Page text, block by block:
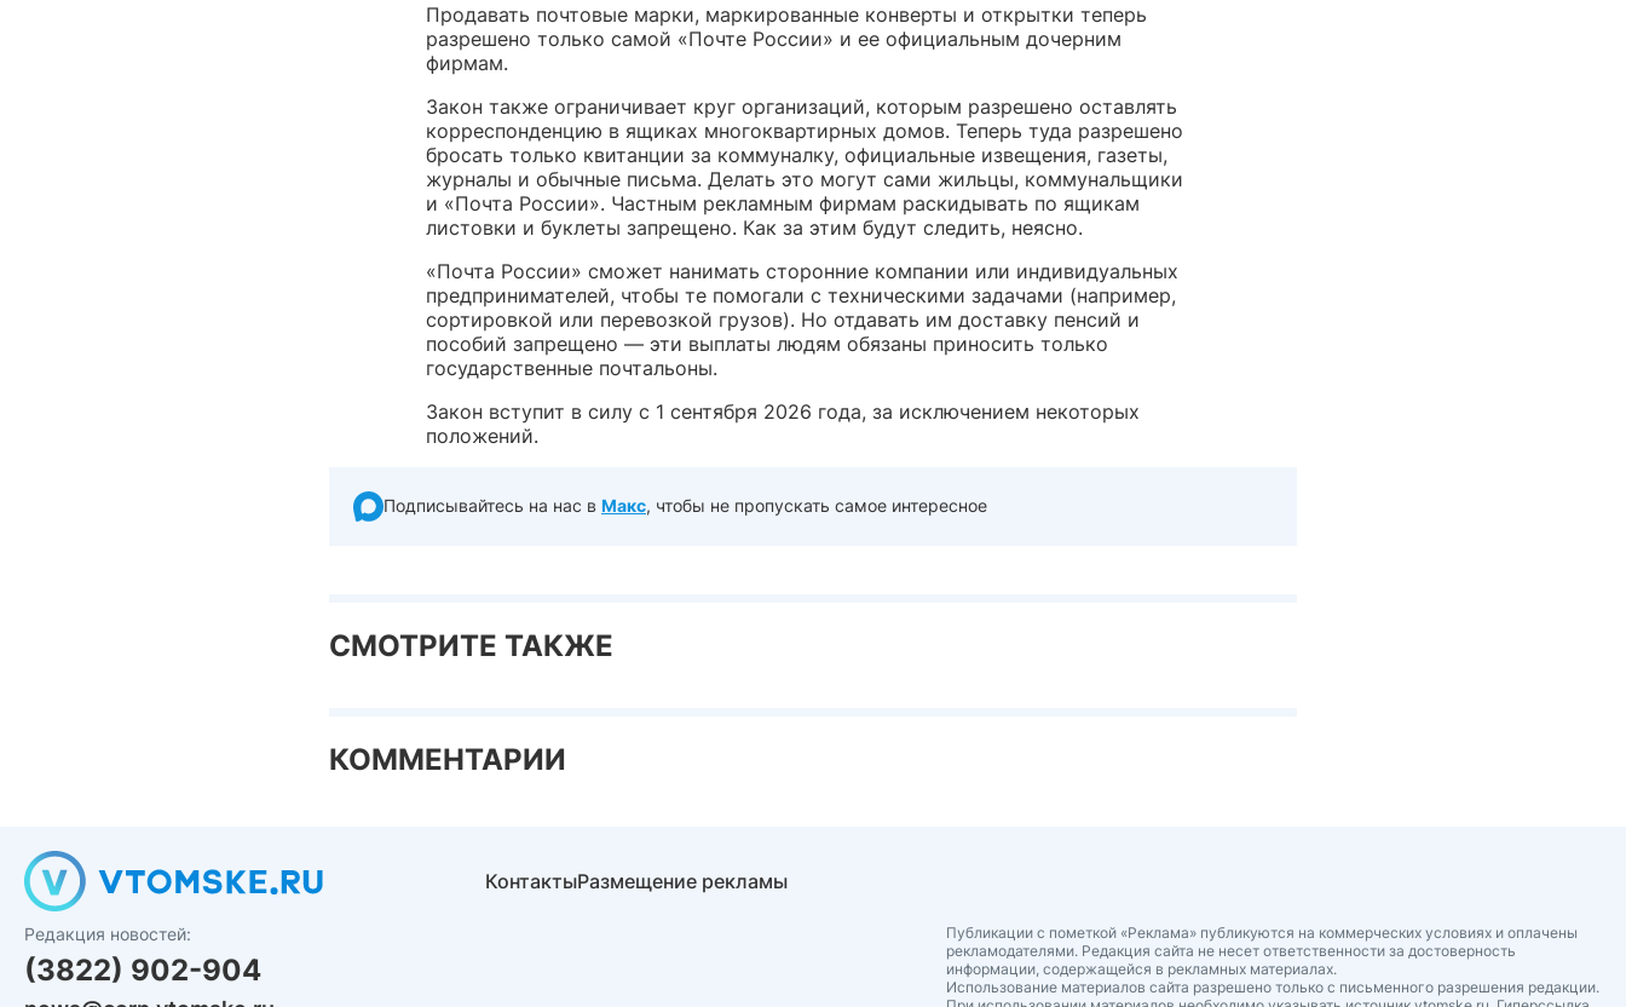
Продавать почтовые марки, маркированные конверты и открытки теперь
разрешено только самой «Почте России» и ее официальным дочерним
фирмам.
Закон также ограничивает круг организаций, которым разрешено оставлять
корреспонденцию в ящиках многоквартирных домов. Теперь туда разрешено
бросать только квитанции за коммуналку, официальные извещения, газеты,
журналы и обычные письма. Делать это могут сами жильцы, коммунальщики
и «Почта России». Частным рекламным фирмам раскидывать по ящикам
листовки и буклеты запрещено. Как за этим будут следить, неясно.
«Почта России» сможет нанимать сторонние компании или индивидуальных
предпринимателей, чтобы те помогали с техническими задачами (например,
сортировкой или перевозкой грузов). Но отдавать им доставку пенсий и
пособий запрещено — эти выплаты людям обязаны приносить только
государственные почтальоны.
Закон вступит в силу с 1 сентября 2026 года, за исключением некоторых
положений.
Подписывайтесь на нас в Макс, чтобы не пропускать самое интересное
СМОТРИТЕ ТАКЖЕ
КОММЕНТАРИИ
Редакция новостей:
(3822) 902-904
КонтактыРазмещение рекламы
Публикации с пометкой «Реклама» публикуются на коммерческих условиях и оплачены
рекламодателями. Редакция сайта не несет ответственности за достоверность
информации, содержащейся в рекламных материалах.
Использование материалов сайта разрешено только с письменного разрешения редакции.